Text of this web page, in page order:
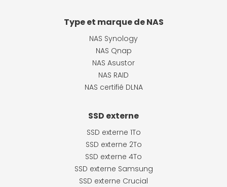
Type et marque de NAS
NAS Synology
NAS Qnap
NAS Asustor
NAS RAID
NAS certifié DLNA
SSD externe
SSD externe 1To
SSD externe 2To
SSD externe 4To
SSD externe Samsung
SSD externe Crucial